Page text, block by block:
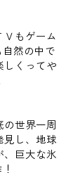
もゲーム
然の中で
しくってや
世界一周
し、地球
巨大な氷